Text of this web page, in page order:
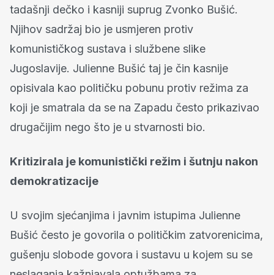
tadašnji dečko i kasniji suprug Zvonko Bušić.
Njihov sadržaj bio je usmjeren protiv
komunističkog sustava i službene slike
Jugoslavije. Julienne Bušić taj je čin kasnije
opisivala kao političku pobunu protiv režima za
koji je smatrala da se na Zapadu često prikazivao
drugačijim nego što je u stvarnosti bio.
Kritizirala je komunistički režim i šutnju nakon
demokratizacije
U svojim sjećanjima i javnim istupima Julienne
Bušić često je govorila o političkim zatvorenicima,
gušenju slobode govora i sustavu u kojem su se